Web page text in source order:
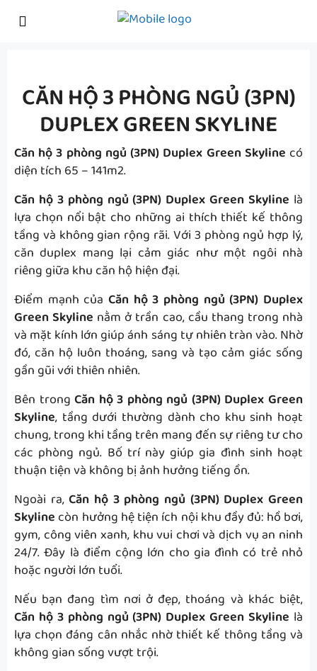
CĂN HỘ 3 PHÒNG NGỦ (3PN)
DUPLEX GREEN SKYLINE
Căn hộ 3 phòng ngủ (3PN) Duplex Green Skyline có
diện tích 65 – 141m2.
Căn hộ 3 phòng ngủ (3PN) Duplex Green Skyline là
lựa chọn nổi bật cho những ai thích thiết kế thông
tầng và không gian rộng rãi. Với 3 phòng ngủ hợp lý,
căn duplex mang lại cảm giác như một ngôi nhà
riêng giữa khu căn hộ hiện đại.
Điểm mạnh của Căn hộ 3 phòng ngủ (3PN) Duplex
Green Skyline nằm ở trần cao, cầu thang trong nhà
và mặt kính lớn giúp ánh sáng tự nhiên tràn vào. Nhờ
đó, căn hộ luôn thoáng, sang và tạo cảm giác sống
gần gũi với thiên nhiên.
Bên trongCăn hộ 3 phòng ngủ (3PN) Duplex Green
Skyline, tầng dưới thường dành cho khu sinh hoạt
chung, trong khi tầng trên mang đến sự riêng tư cho
các phòng ngủ. Bố trí này giúp gia đình sinh hoạt
thuận tiện và không bị ảnh hưởng tiếng ồn.
Ngoài ra,Căn hộ 3 phòng ngủ (3PN) Duplex Green
Skyline còn hưởng hệ tiện ích nội khu đầy đủ: hồ bơi,
gym, công viên xanh, khu vui chơi và dịch vụ an ninh
24/7. Đây là điểm cộng lớn cho gia đình có trẻ nhỏ
hoặc người lớn tuổi.
Nếu bạn đang tìm nơi ở đẹp, thoáng và khác biệt,
Căn hộ 3 phòng ngủ (3PN) Duplex Green Skyline là
lựa chọn đáng cân nhắc nhờ thiết kế thông tầng và
không gian sống vượt trội.